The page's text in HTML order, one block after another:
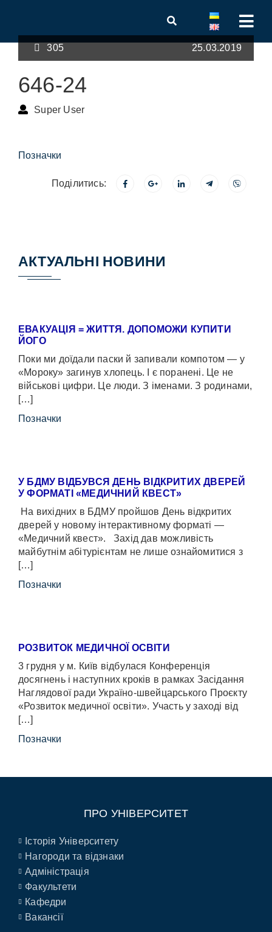
305 25.03.2019
646-24
Super User
Позначки
Поділитись:
АКТУАЛЬНІ НОВИНИ
ЕВАКУАЦІЯ = ЖИТТЯ. ДОПОМОЖИ КУПИТИ
ЙОГО
Поки ми доїдали паски й запивали компотом — у
«Мороку» загинув хлопець. І є поранені. Це не
військові цифри. Це люди. З іменами. З родинами,
[…]
Позначки
У БДМУ ВІДБУВСЯ ДЕНЬ ВІДКРИТИХ ДВЕРЕЙ
У ФОРМАТІ «МЕДИЧНИЙ КВЕСТ»
На вихідних в БДМУ пройшов День відкритих
дверей у новому інтерактивному форматі —
«Медичний квест». Захід дав можливість
майбутнім абітурієнтам не лише ознайомитися з
[…]
Позначки
РОЗВИТОК МЕДИЧНОЇ ОСВІТИ
3 грудня у м. Київ відбулася Конференція
досягнень і наступних кроків в рамках Засідання
Наглядової ради Україно-швейцарського Проєкту
«Розвиток медичної освіти». Участь у заході від
[…]
Позначки
ПРО УНІВЕРСИТЕТ
Історія Університету
Нагороди та відзнаки
Адміністрація
Факультети
Кафедри
Вакансії